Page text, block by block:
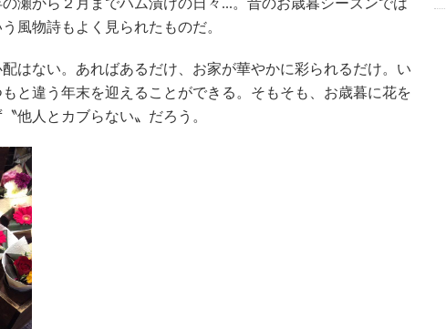
瀬から２月までハム漬けの日々...。昔のお歳暮シーズンでは
風物詩もよく見られたものだ。
はない。あればあるだけ、お家が華やかに彩られるだけ。い
と違う年末を迎えることができる。そもそも、お歳暮に花を
他人とカブらない〟だろう。